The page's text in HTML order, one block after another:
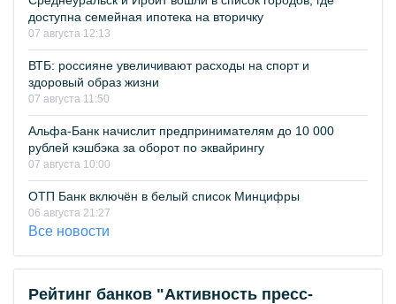
доступна семейная ипотека на вторичку
07 августа 12:13
ВТБ: россияне увеличивают расходы на спорт и
здоровый образ жизни
07 августа 11:50
Альфа-Банк начислит предпринимателям до 10 000
рублей кэшбэка за оборот по эквайрингу
07 августа 10:00
ОТП Банк включён в белый список Минцифры
06 августа 21:27
Все новости
Рейтинг банков "Активность пресс-